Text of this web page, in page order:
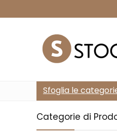
Sfoglia le
Categorie di